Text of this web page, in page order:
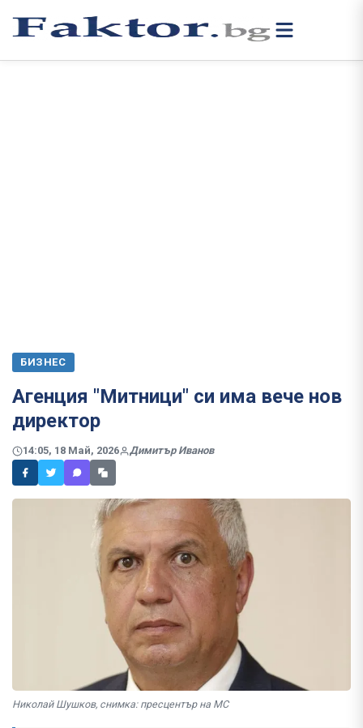
БИЗНЕС
Агенция "Митници" си има вече нов
директор
14:05, 18 Май, 2026 Димитър Иванов
Николай Шушков, снимка: пресцентър на МС